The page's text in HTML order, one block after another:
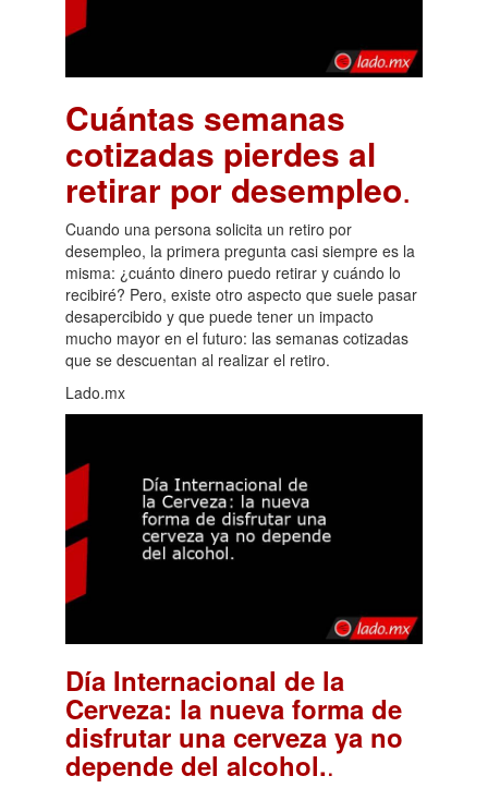
Cuántas semanas
cotizadas pierdes al
retirar por desempleo.
Cuando una persona solicita un retiro por
desempleo, la primera pregunta casi siempre es la
misma: ¿cuánto dinero puedo retirar y cuándo lo
recibiré? Pero, existe otro aspecto que suele pasar
desapercibido y que puede tener un impacto
mucho mayor en el futuro: las semanas cotizadas
que se descuentan al realizar el retiro.
Lado.mx
Día Internacional de la
Cerveza: la nueva forma de
disfrutar una cerveza ya no
depende del alcohol..